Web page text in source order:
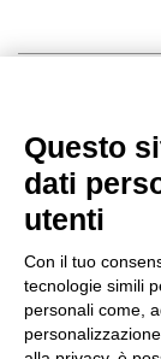
Questo
dati
utenti
Con il tuo
tecnologie simili
personali come,